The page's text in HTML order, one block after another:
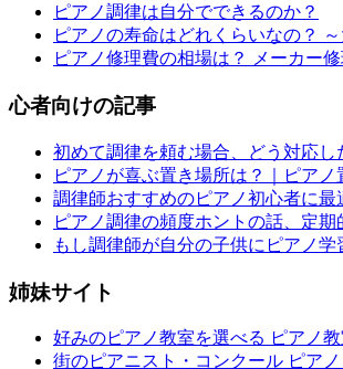
ピアノ調律は自分でできるのか？
ピアノの寿命はどれくらいなの？
ピアノ修理費の相場は？ メーカー
心者向けの記事
初めて調律を頼む場合、どう対応し
ピアノが喜ぶ置き場所は？｜ピア
調律師おすすめのピアノ初心者に最
ピアノ調律の頻度ホントの話、定期
もし調律師が自分の子供にピアノ
姉妹サイト
好みのピアノ教室を選べる ピアノ教
街のピアニスト・コンクール ピア